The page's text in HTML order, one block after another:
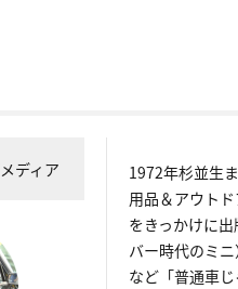
ディア
1972年杉並生
用品＆アウト
をきっかけに
バー時代のミ
など「普通車